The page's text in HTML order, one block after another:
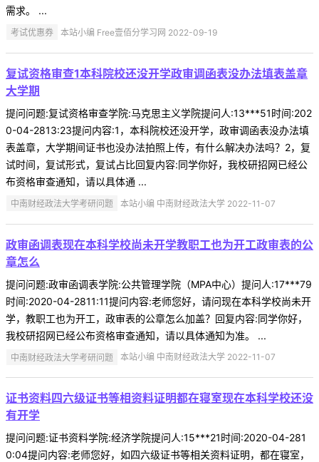
需求。 ...
考试优惠券 本站小编 Free壹佰分学习网 2022-09-19
复试资格审查1本科院校还没开学政审调函表没办法填表盖章
大学期
提问问题:复试资格审查学院:马克思主义学院提问人:13***51时间:202
0-04-2813:23提问内容:1，本科院校还没开学，政审调函表没办法填
表盖章，大学期间证书也没办法拍照上传，有什么解决办法吗？2，复
试时间，复试形式，复试占比回复内容:同学你好，我校研招网已经公
布资格审查通知，请以具体通 ...
中南财经政法大学考研问题 本站小编 中南财经政法大学 2022-11-07
政审函调表现在本科学校尚未开学教职工也为开工政审表的公
章怎么
提问问题:政审函调表学院:公共管理学院（MPA中心）提问人:17***79
时间:2020-04-2811:11提问内容:老师您好，请问现在本科学校尚未开
学，教职工也为开工，政审表的公章怎么加盖？回复内容:同学你好，
我校研招网已经公布资格审查通知，请以具体通知为准。 ...
中南财经政法大学考研问题 本站小编 中南财经政法大学 2022-11-07
证书资料四六级证书等相资料证明都在寝室现在本科学校还没
有开学
提问问题:证书资料学院:经济学院提问人:15***21时间:2020-04-281
0:04提问内容:老师您好，如四六级证书等相关资料证明，都在寝室，